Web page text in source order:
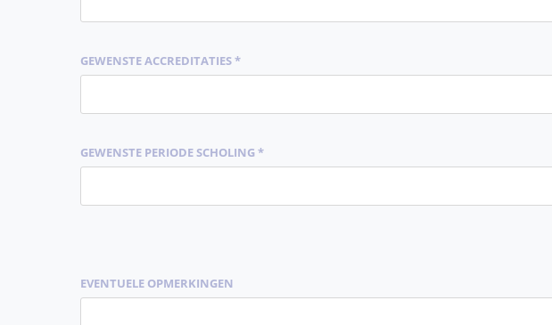
GEWENSTE ACCREDITATIES *
GEWENSTE PERIODE SCHOLING *
EVENTUELE OPMERKINGEN